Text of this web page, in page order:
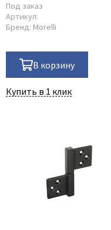
Под заказ
Артикул:
Бренд: Morelli
В корзину
Купить в 1 клик